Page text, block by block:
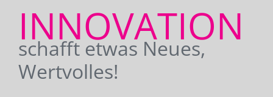
INNOVATION
schafft etwas Neues,
Wertvolles!